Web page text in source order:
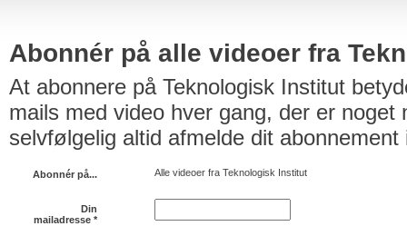
Abonnér på alle videoer fra
At abonnere på Teknologisk Institut
mails med video hver gang, der er noget
selvfølgelig altid afmelde dit abonnement
Abonnér på... Alle videoer fra Teknologisk Institut
Din
mailadresse *